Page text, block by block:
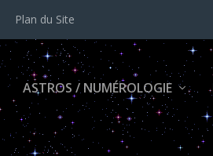
Plan du Site
ASTROS / NUMÉROLOGIE